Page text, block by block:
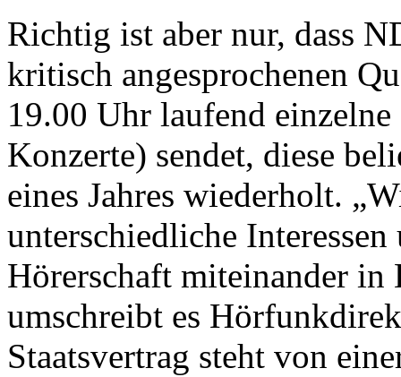
Richtig ist aber nur, dass
kritisch angesprochenen
19.00 Uhr laufend
Konzerte) sendet, diese
eines Jahres wiederholt.
unterschiedliche
Hörerschaft miteinander in
umschreibt es
Staatsvertrag steht von